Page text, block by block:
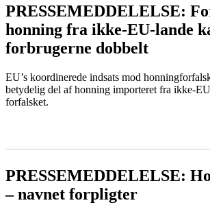
PRESSEMEDDELELSE:
honning fra ikke-EU-lande
forbrugerne dobbelt
EU’s koordinerede indsats mod
betydelig del af honning importeret fra ikke-
forfalsket.
PRESSEMEDDELELSE:
– navnet forpligter